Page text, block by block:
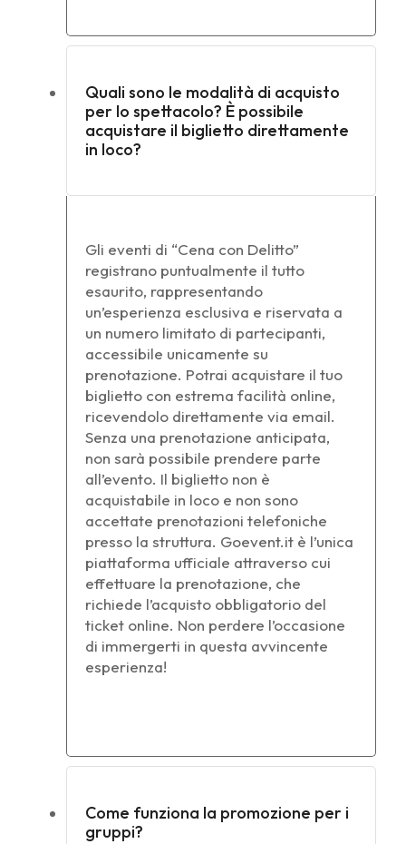
Quali sono le modalità di acquisto
per lo spettacolo? È possibile
acquistare il biglietto direttamente
in loco?
Gli eventi di “Cena con Delitto”
registrano puntualmente il tutto
esaurito, rappresentando
un’esperienza esclusiva e riservata a
un numero limitato di partecipanti,
accessibile unicamente su
prenotazione. Potrai acquistare il tuo
biglietto con estrema facilità online,
ricevendolo direttamente via email.
Senza una prenotazione anticipata,
non sarà possibile prendere parte
all’evento. Il biglietto non è
acquistabile in loco e non sono
accettate prenotazioni telefoniche
presso la struttura. Goevent.it è l’unica
piattaforma ufficiale attraverso cui
effettuare la prenotazione, che
richiede l’acquisto obbligatorio del
ticket online. Non perdere l’occasione
di immergerti in questa avvincente
esperienza!
Come funziona la promozione per i
gruppi?